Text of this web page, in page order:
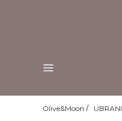
Menu
Olive&Moon